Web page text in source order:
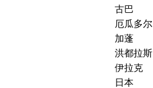
古巴
厄瓜多尔
加蓬
洪都拉斯
伊拉克
日本